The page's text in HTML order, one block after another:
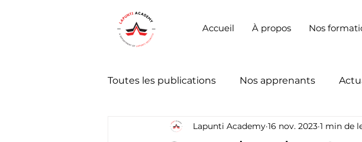
Accueil À propos Nos
Toutes les publications Nos apprenants
Lapunti Academy 16 nov. 2023 1 min de